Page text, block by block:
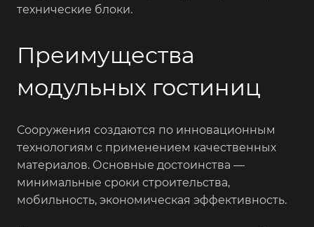
технические блоки.
Преимущества
модульных гостиниц
Сооружения создаются по инновационным
технологиям с применением качественных
материалов. Основные достоинства —
минимальные сроки строительства,
мобильность, экономическая эффективность.